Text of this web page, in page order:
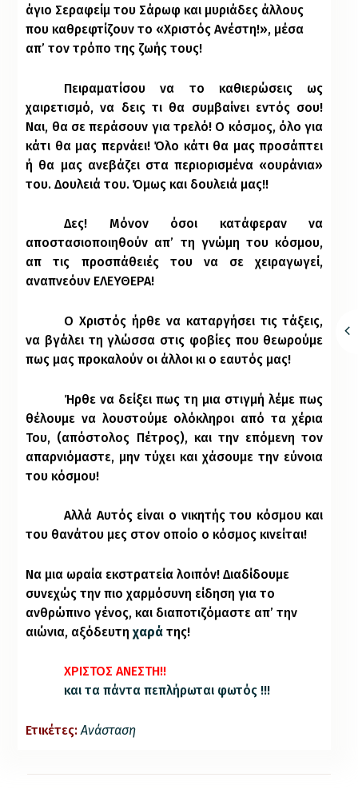
άγιο Σεραφείμ του Σάρωφ και μυριάδες άλλους
που καθρεφτίζουν το «Χριστός Ανέστη!», μέσα
απ’ τον τρόπο της ζωής τους!
Πειραματίσου να το καθιερώσεις ως
χαιρετισμό, να δεις τι θα συμβαίνει εντός σου!
Ναι, θα σε περάσουν για τρελό! Ο κόσμος, όλο για
κάτι θα μας περνάει! Όλο κάτι θα μας προσάπτει
ή θα μας ανεβάζει στα περιορισμένα «ουράνια»
του. Δουλειά του. Όμως και δουλειά μας!!
Δες! Μόνον όσοι κατάφεραν να
αποστασιοποιηθούν απ’ τη γνώμη του κόσμου,
απ τις προσπάθειές του να σε χειραγωγεί,
αναπνεόυν ΕΛΕΥΘΕΡΑ!
Ο Χριστός ήρθε να καταργήσει τις τάξεις,
να βγάλει τη γλώσσα στις φοβίες που θεωρούμε
πως μας προκαλούν οι άλλοι κι ο εαυτός μας!
Ήρθε να δείξει πως τη μια στιγμή λέμε πως
θέλουμε να λουστούμε ολόκληροι από τα χέρια
Του, (απόστολος Πέτρος), και την επόμενη τον
απαρνιόμαστε, μην τύχει και χάσουμε την εύνοια
του κόσμου!
Αλλά Αυτός είναι ο νικητής του κόσμου και
του θανάτου μες στον οποίο ο κόσμος κινείται!
Να μια ωραία εκστρατεία λοιπόν! Διαδίδουμε
συνεχώς την πιο χαρμόσυνη είδηση για το
ανθρώπινο γένος, και διαποτιζόμαστε απ’ την
αιώνια, αξόδευτηχαρά της!
ΧΡΙΣΤΟΣ ΑΝΕΣΤΗ!!
και τα πάντα πεπλήρωται φωτός !!!
Ετικέτες: Ανάσταση